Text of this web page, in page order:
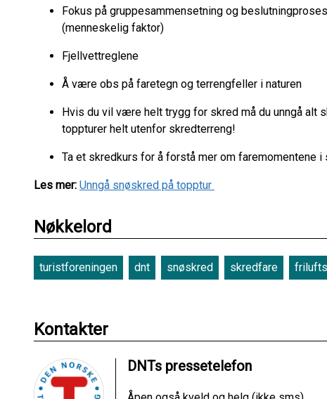
Fokus på gruppesammensetning og
(menneskelig faktor)
Fjellvettreglene
Å være obs på faretegn og terrengfeller i naturen
Hvis du vil være helt trygg for skred må du unngå alt
toppturer helt utenfor skredterreng!
Ta et skredkurs for å forstå mer om faremomentene i
Les mer: Unngå snøskred på topptur
Nøkkelord
turistforeningen dnt snøskred skredfare
Kontakter
DNTs pressetelefon